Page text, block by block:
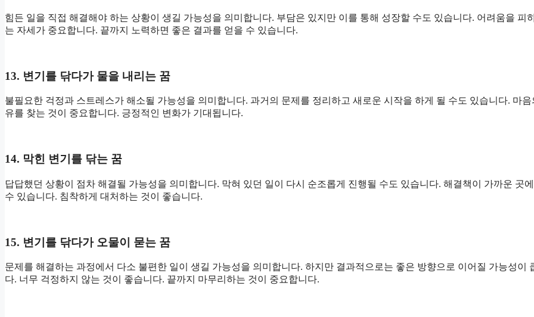
힘든 일을 직접 해결해야 하는 상황이 생길 가능성을 의미합니다. 부담은 있지만 이를 통해 성장할 수도 있습니다. 어려움을 피
는 자세가 중요합니다. 끝까지 노력하면 좋은 결과를 얻을 수 있습니다.
13. 변기를 닦다가 물을 내리는 꿈
불필요한 걱정과 스트레스가 해소될 가능성을 의미합니다. 과거의 문제를 정리하고 새로운 시작을 하게 될 수도 있습니다. 마음
유를 찾는 것이 중요합니다. 긍정적인 변화가 기대됩니다.
14. 막힌 변기를 닦는 꿈
답답했던 상황이 점차 해결될 가능성을 의미합니다. 막혀 있던 일이 다시 순조롭게 진행될 수도 있습니다. 해결책이 가까운 곳
수 있습니다. 침착하게 대처하는 것이 좋습니다.
15. 변기를 닦다가 오물이 묻는 꿈
문제를 해결하는 과정에서 다소 불편한 일이 생길 가능성을 의미합니다. 하지만 결과적으로는 좋은 방향으로 이어질 가능성이
다. 너무 걱정하지 않는 것이 좋습니다. 끝까지 마무리하는 것이 중요합니다.